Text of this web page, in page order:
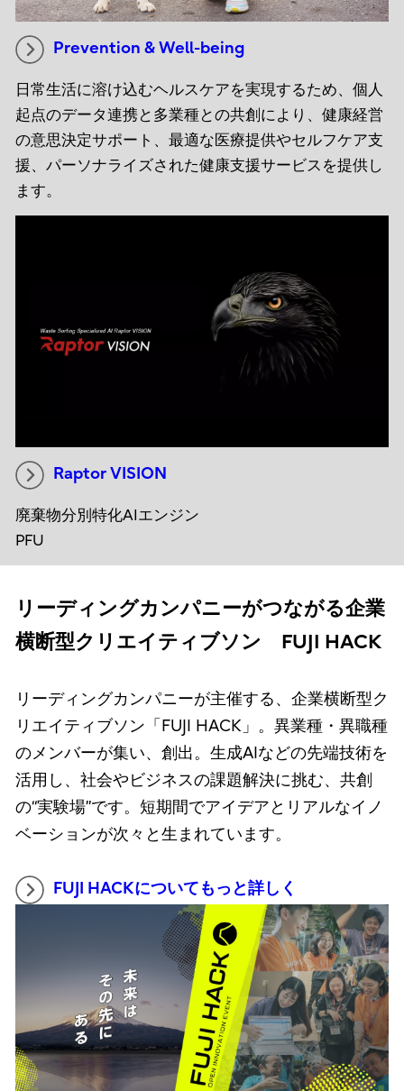
Prevention & Well-being
日常生活に溶け込むヘルスケアを実現するため、個人
起点のデータ連携と多業種との共創により、健康経営
の意思決定サポート、最適な医療提供やセルフケア支
援、パーソナライズされた健康支援サービスを提供し
ます。
Raptor VISION
廃棄物分別特化AIエンジン
PFU
リーディングカンパニーがつながる企業
横断型クリエイティブソン FUJI HACK
リーディングカンパニーが主催する、企業横断型ク
リエイティブソン「FUJI HACK」。異業種・異職種
のメンバーが集い、創出。生成AIなどの先端技術を
活用し、社会やビジネスの課題解決に挑む、共創
の“実験場”です。短期間でアイデアとリアルなイノ
ベーションが次々と生まれています。
FUJI HACKについてもっと詳しく